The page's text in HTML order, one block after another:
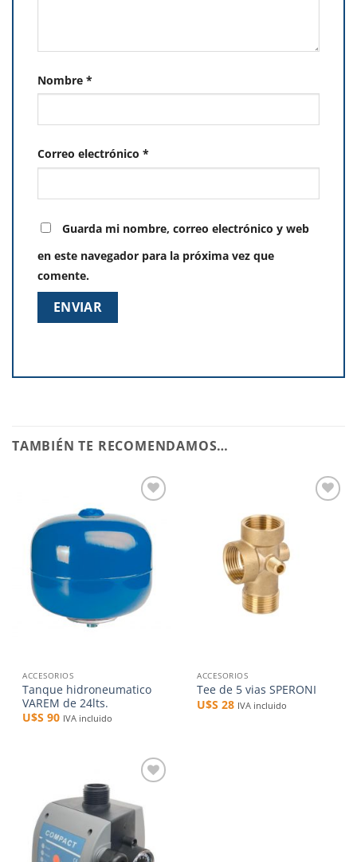
Nombre *
Correo electrónico *
Guarda mi nombre, correo electrónico y web
en este navegador para la próxima vez que
comente.
TAMBIÉN TE RECOMENDAMOS…
a la
lista de
deseos
ACCESORIOS
Tanque hidroneumatico
VAREM de 24lts.
U$S90 IVA incluido
ACCESORIOS
Tee de 5 vias SPERONI
U$S28 IVA incluido
a la
lista de
deseos